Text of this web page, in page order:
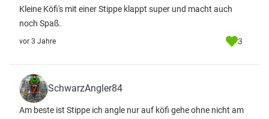
Kleine Köfi's mit einer Stippe klappt super und macht auch
noch Spaß.
vor 3 Jahre 3
SchwarzAngler84
Am beste ist Stippe ich angle nur auf köfi gehe ohne nicht am